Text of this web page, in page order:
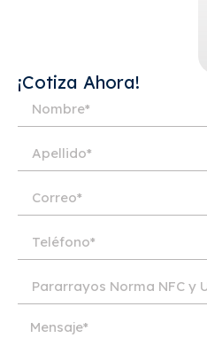
¡Cotiza Ahora!